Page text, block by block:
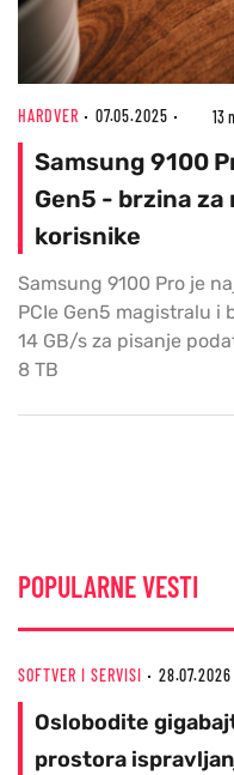
HARDVER 07.05.2025 13
Samsung 9100
Gen5 - brzina
korisnike
Samsung 9100 Pro je
PCIe Gen5 magistralu i
14 GB/s za pisanje
8 TB
POPULARNE VESTI
SOFTVER I SERVISI 28.07.2026
Oslobodite
prostora